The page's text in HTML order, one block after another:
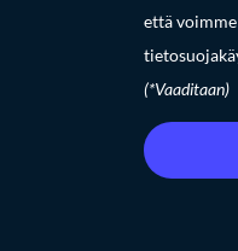
että
(*Vaaditaan)